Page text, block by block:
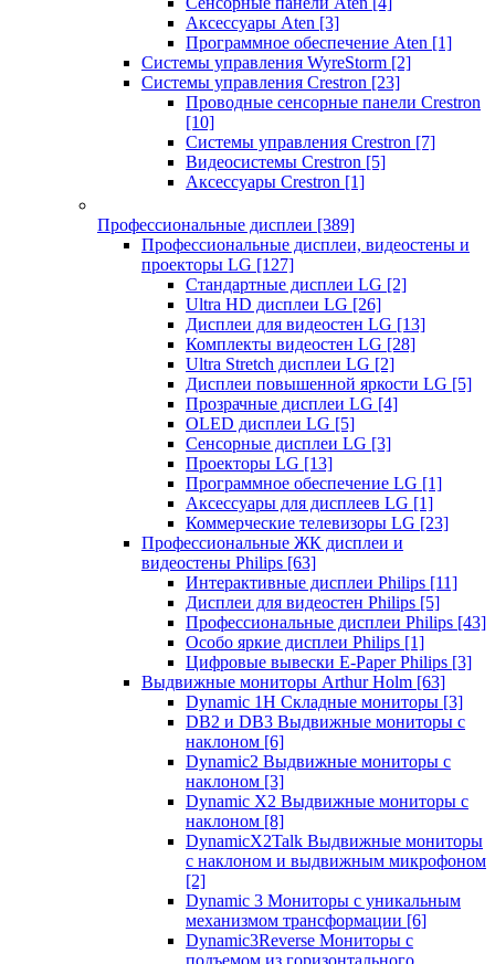
Аксессуары Aten [3]
Программное обеспечение Aten [1]
Системы управления WyreStorm [2]
Системы управления Crestron [23]
Проводные сенсорные панели Crestron
[10]
Системы управления Crestron [7]
Видеосистемы Crestron [5]
Аксессуары Crestron [1]
Профессиональные дисплеи [389]
Профессиональные дисплеи, видеостены и
проекторы LG [127]
Стандартные дисплеи LG [2]
Ultra HD дисплеи LG [26]
Дисплеи для видеостен LG [13]
Комплекты видеостен LG [28]
Ultra Stretch дисплеи LG [2]
Дисплеи повышенной яркости LG [5]
Прозрачные дисплеи LG [4]
OLED дисплеи LG [5]
Сенсорные дисплеи LG [3]
Проекторы LG [13]
Программное обеспечение LG [1]
Аксессуары для дисплеев LG [1]
Коммерческие телевизоры LG [23]
Профессиональные ЖК дисплеи и
видеостены Philips [63]
Интерактивные дисплеи Philips [11]
Дисплеи для видеостен Philips [5]
Профессиональные дисплеи Philips [43]
Особо яркие дисплеи Philips [1]
Цифровые вывески E-Paper Philips [3]
Выдвижные мониторы Arthur Holm [63]
Dynamic 1Н Складные мониторы [3]
DB2 и DB3 Выдвижные мониторы с
наклоном [6]
Dynamic2 Выдвижные мониторы с
наклоном [3]
Dynamic X2 Выдвижные мониторы с
наклоном [8]
DynamicX2Talk Выдвижные мониторы
с наклоном и выдвижным микрофоном
[2]
Dynamic 3 Мониторы с уникальным
механизмом трансформации [6]
Dynamic3Reverse Мониторы с
подъемом из горизонтального